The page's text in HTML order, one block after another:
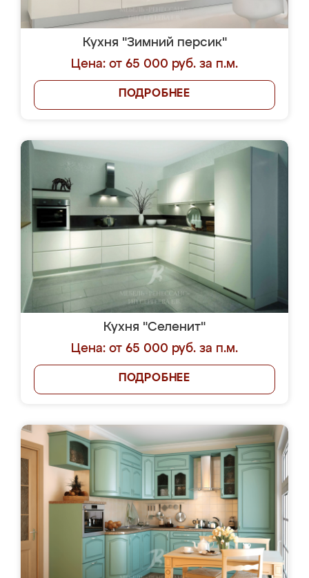
Кухня "Зимний персик"
Цена: от 65 000 руб. за п.м.
ПОДРОБНЕЕ
Кухня "Селенит"
Цена: от 65 000 руб. за п.м.
ПОДРОБНЕЕ